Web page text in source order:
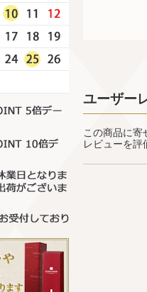
ユーザー
この商品に寄
レビューを評